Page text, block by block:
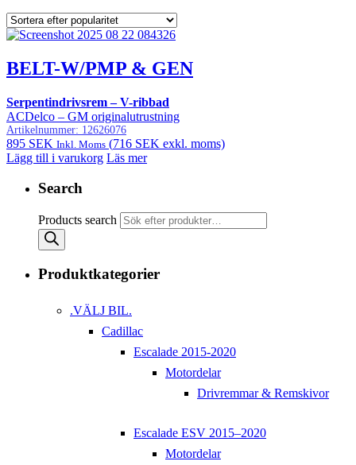
BELT-W/PMP & GEN
Serpentindrivsrem – V-ribbad
ACDelco – GM originalutrustning
Artikelnummer: 12626076
895 SEK Inkl. Moms (716 SEK exkl. moms)
Lägg till i varukorg Läs mer
Search
Products search
Produktkategorier
.VÄLJ BIL.
Cadillac
Escalade 2015-2020
Motordelar
Drivremmar & Remskivor
Escalade ESV 2015–2020
Motordelar